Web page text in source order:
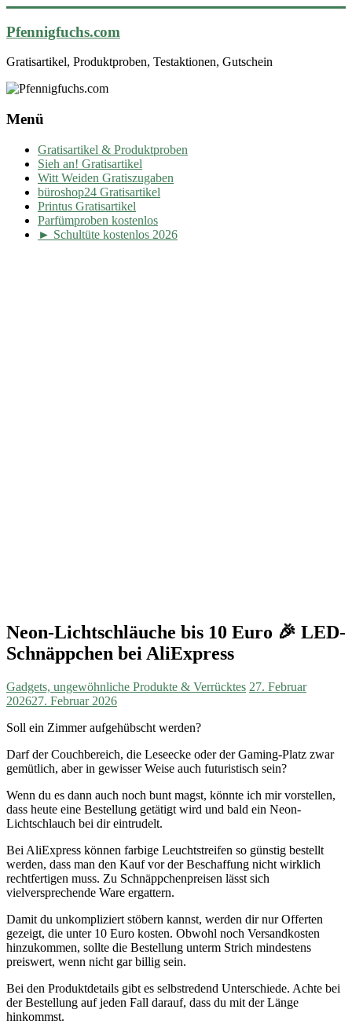
Pfennigfuchs.com
Gratisartikel, Produktproben, Testaktionen, Gutschein
Menü
Gratisartikel & Produktproben
Sieh an! Gratisartikel
Witt Weiden Gratiszugaben
büroshop24 Gratisartikel
Printus Gratisartikel
Parfümproben kostenlos
► Schultüte kostenlos 2026
Neon-Lichtschläuche bis 10 Euro 🎉 LED-
Schnäppchen bei AliExpress
Gadgets, ungewöhnliche Produkte & Verrücktes 27. Februar
202627. Februar 2026
Soll ein Zimmer aufgehübscht werden?
Darf der Couchbereich, die Leseecke oder der Gaming-Platz zwar
gemütlich, aber in gewisser Weise auch futuristisch sein?
Wenn du es dann auch noch bunt magst, könnte ich mir vorstellen,
dass heute eine Bestellung getätigt wird und bald ein Neon-
Lichtschlauch bei dir eintrudelt.
Bei AliExpress können farbige Leuchtstreifen so günstig bestellt
werden, dass man den Kauf vor der Beschaffung nicht wirklich
rechtfertigen muss. Zu Schnäppchenpreisen lässt sich
vielversprechende Ware ergattern.
Damit du unkompliziert stöbern kannst, werden dir nur Offerten
gezeigt, die unter 10 Euro kosten. Obwohl noch Versandkosten
hinzukommen, sollte die Bestellung unterm Strich mindestens
preiswert, wenn nicht gar billig sein.
Bei den Produktdetails gibt es selbstredend Unterschiede. Achte bei
der Bestellung auf jeden Fall darauf, dass du mit der Länge
hinkommst.